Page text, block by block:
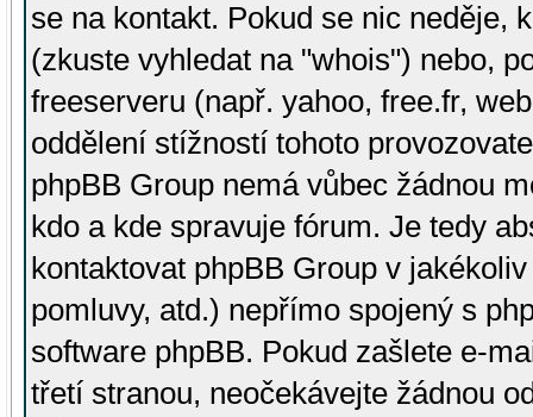
se na kontakt. Pokud se nic neděje,
(zkuste vyhledat na "whois") nebo,
freeserveru (např. yahoo, free.fr,
oddělení stížností tohoto
phpBB Group nemá vůbec žádnou
kdo a kde spravuje fórum. Je tedy
kontaktovat phpBB Group v
pomluvy, atd.) nepřímo spojený s
software phpBB. Pokud zašlete e-
třetí stranou, neočekávejte žádnou